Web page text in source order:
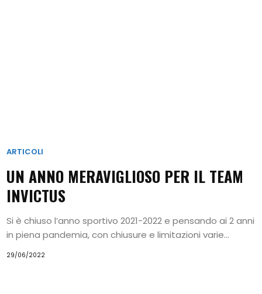
ARTICOLI
UN ANNO MERAVIGLIOSO PER IL TEAM
INVICTUS
Si è chiuso l’anno sportivo 2021-2022 e pensando ai 2 anni
in piena pandemia, con chiusure e limitazioni varie...
29/06/2022